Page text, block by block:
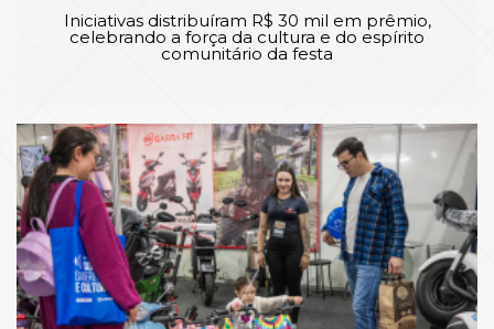
Iniciativas distribuíram R$ 30 mil em prêmio,
celebrando a força da cultura e do espírito
comunitário da festa